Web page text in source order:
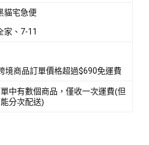
貓宅急便
家、7-11
境商品訂單價格超過$690免運費
中有數個商品，僅收一次運費(但
分次配送)